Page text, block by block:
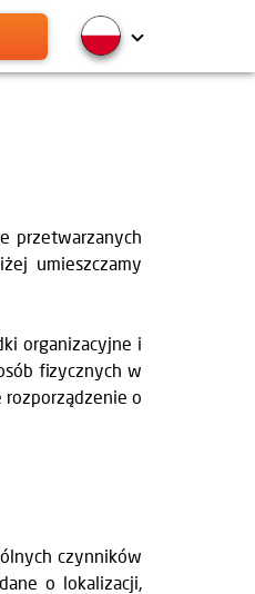
przetwarzanych
umieszczamy
organizacyjne i
fizycznych w
o
czynników
o lokalizacji,